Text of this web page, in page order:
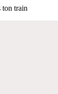
ton train